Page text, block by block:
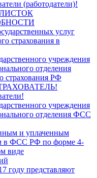
(работодатели)!
услуг
страхования в
учреждения
отделения
страхования РФ
учреждения
отделения ФСС
и уплаченным
в ФСС РФ по форме 4-
виде
году представляют